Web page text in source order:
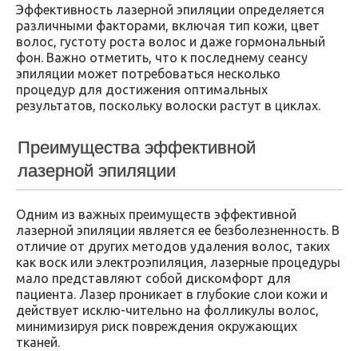
Эффективность лазерной эпиляции определяется
различными факторами, включая тип кожи, цвет
волос, густоту роста волос и даже гормональный
фон. Важно отметить, что к последнему сеансу
эпиляции может потребоваться несколько
процедур для достижения оптимальных
результатов, поскольку волоски растут в циклах.
Преимущества эффективной
лазерной эпиляции
Одним из важных преимуществ эффективной
лазерной эпиляции является ее безболезненность. В
отличие от других методов удаления волос, таких
как воск или электроэпиляция, лазерные процедуры
мало представляют собой дискомфорт для
пациента. Лазер проникает в глубокие слои кожи и
действует исклю-чительно на фолликулы волос,
минимизируя риск повреждения окружающих
тканей.